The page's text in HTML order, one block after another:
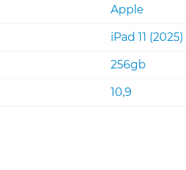
Apple
iPad 11 (2025)
256gb
10,9